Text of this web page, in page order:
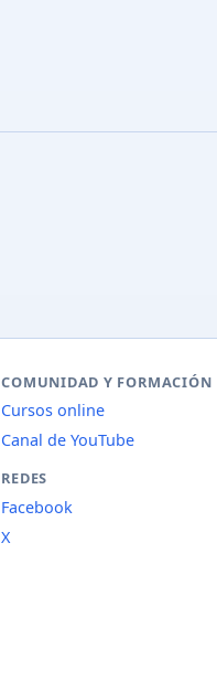
COMUNIDAD Y FORMACIÓN
Cursos online
Canal de YouTube
REDES
Facebook
X